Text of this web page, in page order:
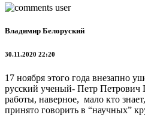
Владимир Белоруский
30.11.2020 22:20
17 ноября этого года внезапно
русский ученый- Петр Петрович
работы, наверное, мало кто
принято говорить в “научных”